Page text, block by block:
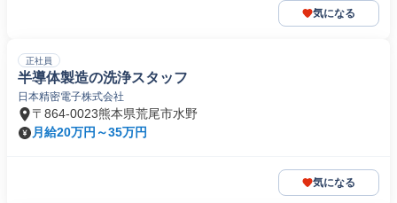
気になる
正社員
半導体製造の洗浄スタッフ
日本精密電子株式会社
〒864-0023熊本県荒尾市水野
月給20万円～35万円
気になる